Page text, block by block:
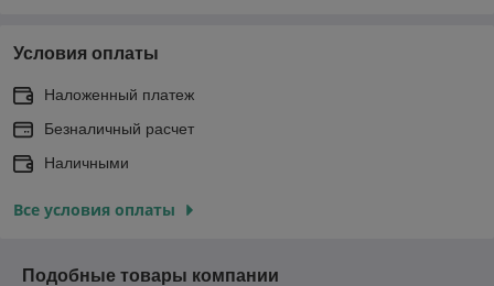
Условия оплаты
Наложенный платеж
Безналичный расчет
Наличными
Все условия оплаты
Подобные товары компании